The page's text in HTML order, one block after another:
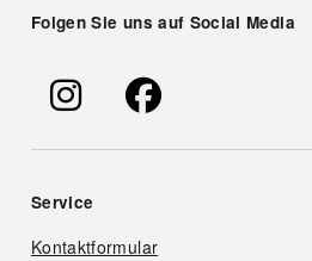
Folgen Sie uns auf Social Media
Service
Kontaktformular